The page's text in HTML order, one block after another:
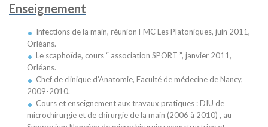
Enseignement
Infections de la main, réunion FMC Les Platoniques, juin 2011,
Orléans.
Le scaphoïde, cours “ association SPORT ”, janvier 2011,
Orléans.
Chef de clinique d’Anatomie, Faculté de médecine de Nancy,
2009-2010.
Cours et enseignement aux travaux pratiques : DIU de
microchirurgie et de chirurgie de la main (2006 à 2010) , au